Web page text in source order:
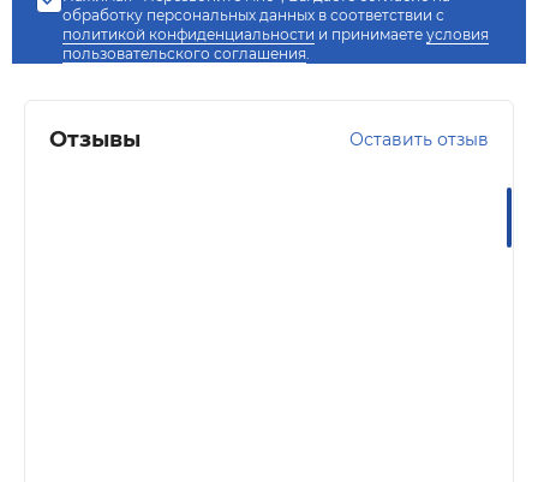
обработку персональных данных в соответствии с
политикой конфиденциальности и принимаете условия
пользовательского соглашения
Отзывы Оставить отзыв